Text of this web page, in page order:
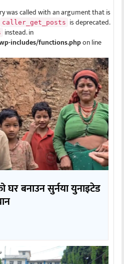
was called with an argument that is
caller_get_posts is deprecated.
instead. in
includes/functions.phpon line
घर बनाउन सुर्नया युनाइटेड